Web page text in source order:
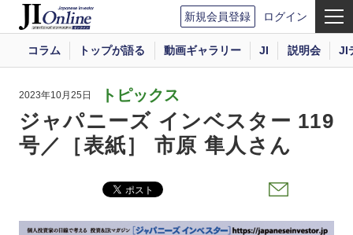
新規会員登録 ログイン
コラム トップが語る 動画ギャラリー JI 説明会 JI
2023年10月25日 トピックス
ジャパニーズ インベスター 119
号／［表紙］ 市原 隼人さん